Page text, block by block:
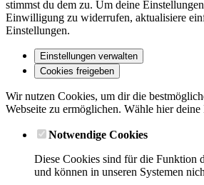
stimmst du dem zu. Um deine
Einwilligung zu widerrufen, aktualisiere
Einstellungen.
Einstellungen verwalten
Cookies freigeben
Wir nutzen Cookies, um dir die
Webseite zu ermöglichen. Wähle hier
Notwendige Cookies
Diese Cookies sind für die Funktion
und können in unseren Systemen